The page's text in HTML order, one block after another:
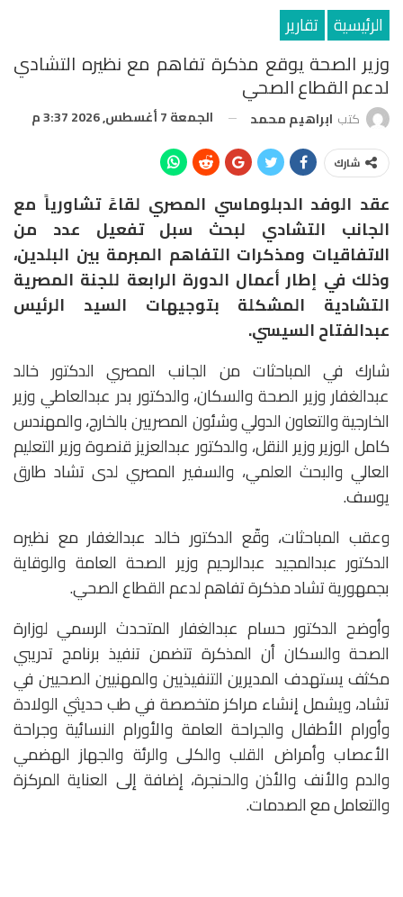
الرئيسية تقارير
وزير الصحة يوقع مذكرة تفاهم مع نظيره التشادي
لدعم القطاع الصحي
كتب ابراهيم محمد الجمعة 7 أغسطس, 2026 3:37 م
شارك
عقد الوفد الدبلوماسي المصري لقاءً تشاورياً مع
الجانب التشادي لبحث سبل تفعيل عدد من
الاتفاقيات ومذكرات التفاهم المبرمة بين البلدين،
وذلك في إطار أعمال الدورة الرابعة للجنة المصرية
التشادية المشكلة بتوجيهات السيد الرئيس
عبدالفتاح السيسي.
شارك في المباحثات من الجانب المصري الدكتور خالد
عبدالغفار وزير الصحة والسكان، والدكتور بدر عبدالعاطي وزير
الخارجية والتعاون الدولي وشئون المصريين بالخارج، والمهندس
كامل الوزير وزير النقل، والدكتور عبدالعزيز قنصوة وزير التعليم
العالي والبحث العلمي، والسفير المصري لدى تشاد طارق
يوسف.
وعقب المباحثات، وقّع الدكتور خالد عبدالغفار مع نظيره
الدكتور عبدالمجيد عبدالرحيم وزير الصحة العامة والوقاية
بجمهورية تشاد مذكرة تفاهم لدعم القطاع الصحي.
وأوضح الدكتور حسام عبدالغفار المتحدث الرسمي لوزارة
الصحة والسكان أن المذكرة تتضمن تنفيذ برنامج تدريبي
مكثف يستهدف المديرين التنفيذيين والمهنيين الصحيين في
تشاد، ويشمل إنشاء مراكز متخصصة في طب حديثي الولادة
وأورام الأطفال والجراحة العامة والأورام النسائية وجراحة
الأعصاب وأمراض القلب والكلى والرئة والجهاز الهضمي
والدم والأنف والأذن والحنجرة، إضافة إلى العناية المركزة
والتعامل مع الصدمات.